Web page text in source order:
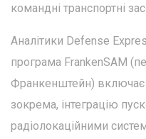
командні транспортні
Аналітики Defense
програма FrankenSAM
Франкенштейн) включає
зокрема, інтеграцію
радіолокаційними